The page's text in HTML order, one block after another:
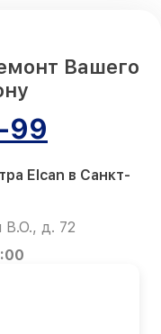
Вашего
99
Elcan в Санкт-
В.О., д. 72